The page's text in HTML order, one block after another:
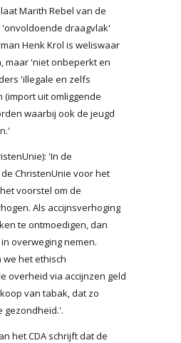
Marith Rebel van de
'onvoldoende draagvlak'
Henk Krol is weliswaar
maar 'niet onbeperkt en
'illegale en zelfs
(import uit omliggende
waarbij ook de jeugd
'In de
ChristenUnie voor het
voorstel om de
Als accijnsverhoging
te ontmoedigen, dan
overweging nemen.
het ethisch
overheid via accijnzen geld
van tabak, dat zo
gezondheid.'.
het CDA schrijft dat de